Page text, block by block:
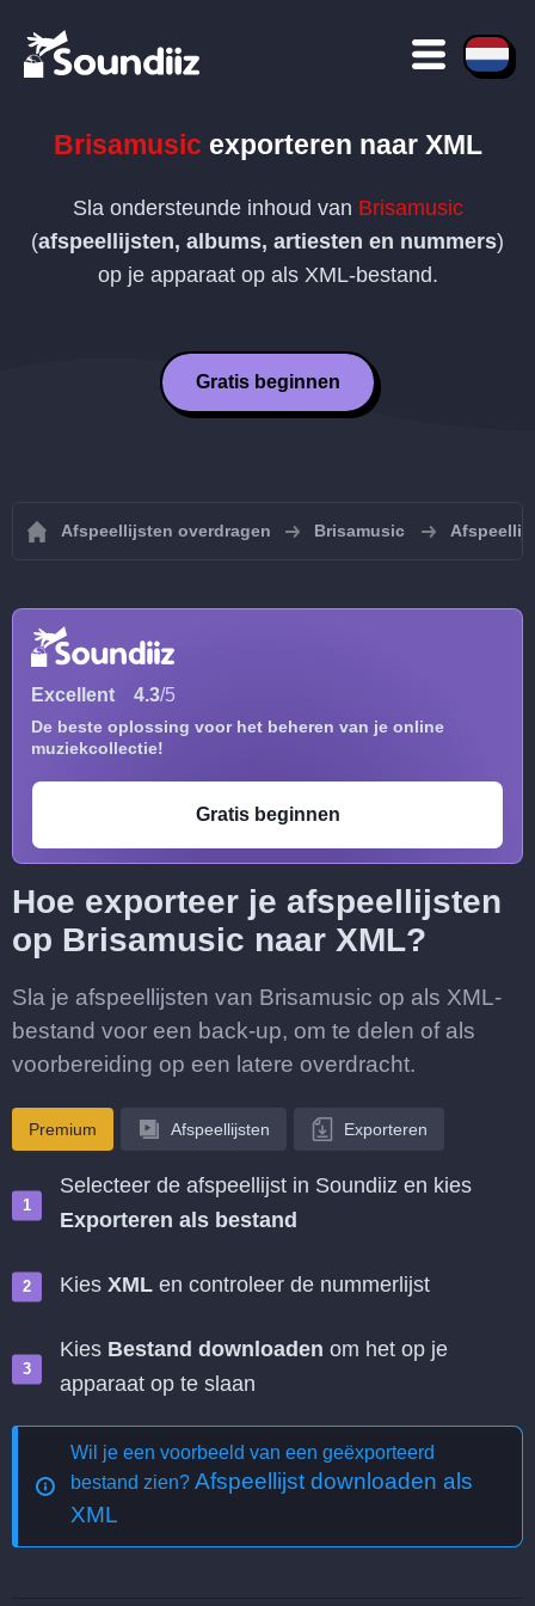
Brisamusic exporteren naar XML
Sla ondersteunde inhoud van Brisamusic
(afspeellijsten, albums, artiesten en nummers)
op je apparaat op als XML-bestand.
Gratis beginnen
Afspeellijsten overdragen Brisamusic
Excellent 4.3/5
De beste oplossing voor het beheren van je online
muziekcollectie!
Gratis beginnen
Hoe exporteer je afspeellijsten
op Brisamusic naar XML?
Sla je afspeellijsten van Brisamusic op als XML-
bestand voor een back-up, om te delen of als
voorbereiding op een latere overdracht.
Premium Afspeellijsten Exporteren
Selecteer de afspeellijst in Soundiiz en kies
Exporteren als bestand
Kies XML en controleer de nummerlijst
Kies Bestand downloaden om het op je
apparaat op te slaan
Wil je een voorbeeld van een geëxporteerd
bestand zien? Afspeellijst downloaden als
XML